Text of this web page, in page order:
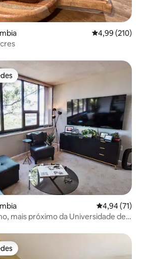
4,99 de uma
4,99 (210)
4,94 de uma
4,94 (71)
mais próximo da Universidade de